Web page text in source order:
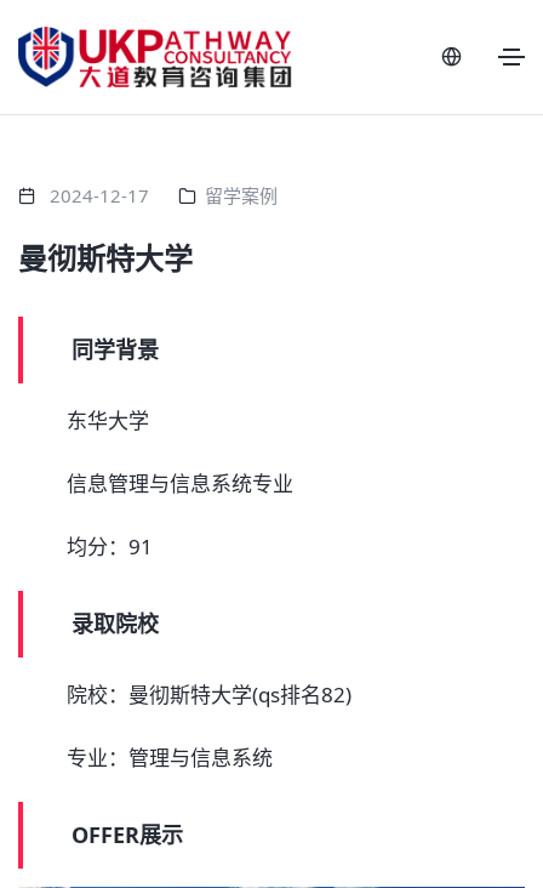
2024-12-17 留学案例
曼彻斯特大学
同学背景
东华大学
信息管理与信息系统专业
均分：91
录取院校
院校：曼彻斯特大学(qs排名82)
专业：管理与信息系统
OFFER展示